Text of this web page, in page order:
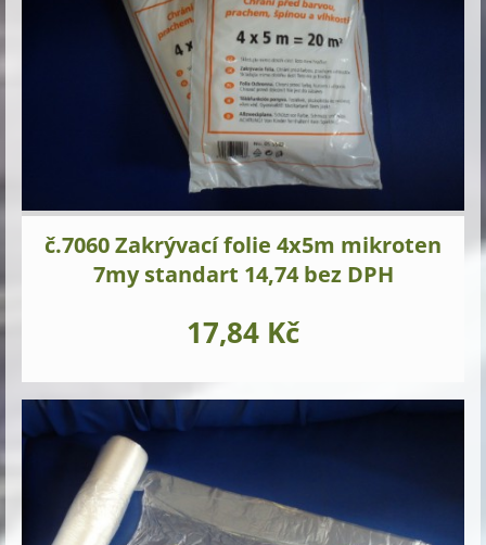
č.7060 Zakrývací folie 4x5m mikroten
7my standart 14,74 bez DPH
17,84 Kč